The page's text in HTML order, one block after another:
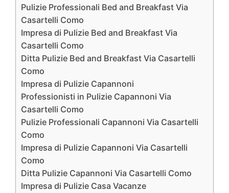
Pulizie Professionali Bed and Breakfast Via
Casartelli Como
Impresa di Pulizie Bed and Breakfast Via
Casartelli Como
Ditta Pulizie Bed and Breakfast Via Casartelli
Como
Impresa di Pulizie Capannoni
Professionisti in Pulizie Capannoni Via
Casartelli Como
Pulizie Professionali Capannoni Via Casartelli
Como
Impresa di Pulizie Capannoni Via Casartelli
Como
Ditta Pulizie Capannoni Via Casartelli Como
Impresa di Pulizie Casa Vacanze